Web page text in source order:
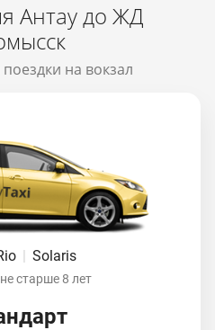
Антау до ЖД
на вокзал
| Solaris
старше 8 лет